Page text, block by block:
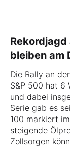
Rekordjagd
bleiben am
Die Rally an
S&P 500 hat 6
und dabei
Serie gab es
100 markiert
steigende
Zollsorgen